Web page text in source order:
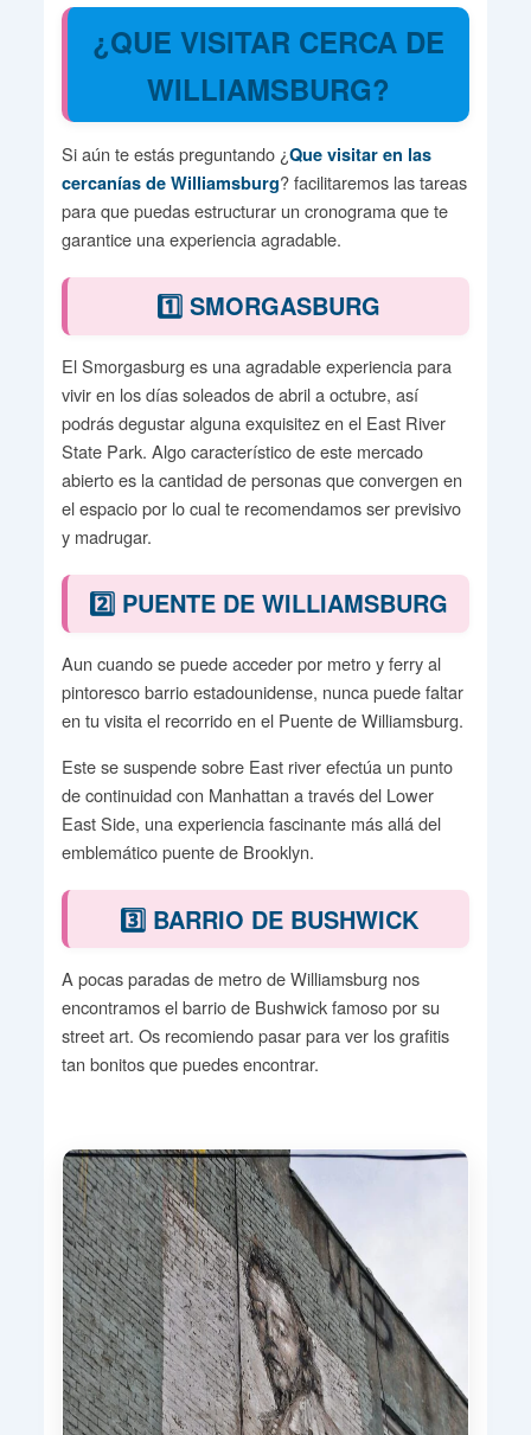
¿QUE VISITAR CERCA DE
WILLIAMSBURG?
Si aún te estás preguntando ¿Que visitar en las
cercanías de Williamsburg? facilitaremos las tareas
para que puedas estructurar un cronograma que te
garantice una experiencia agradable.
1️⃣ SMORGASBURG
El Smorgasburg es una agradable experiencia para
vivir en los días soleados de abril a octubre, así
podrás degustar alguna exquisitez en el East River
State Park. Algo característico de este mercado
abierto es la cantidad de personas que convergen en
el espacio por lo cual te recomendamos ser previsivo
y madrugar.
2️⃣ PUENTE DE WILLIAMSBURG
Aun cuando se puede acceder por metro y ferry al
pintoresco barrio estadounidense, nunca puede faltar
en tu visita el recorrido en el Puente de Williamsburg.
Este se suspende sobre East river efectúa un punto
de continuidad con Manhattan a través del Lower
East Side, una experiencia fascinante más allá del
emblemático puente de Brooklyn.
3️⃣ BARRIO DE BUSHWICK
A pocas paradas de metro de Williamsburg nos
encontramos el barrio de Bushwick famoso por su
street art. Os recomiendo pasar para ver los grafitis
tan bonitos que puedes encontrar.